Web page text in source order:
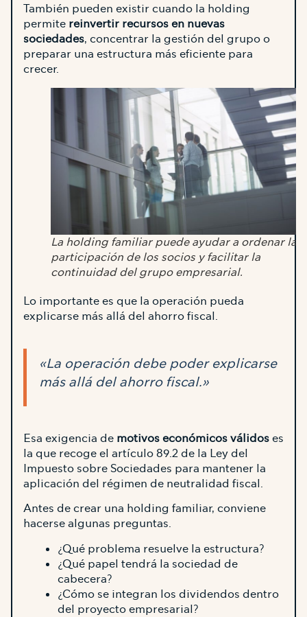
También pueden existir cuando la holding
permite reinvertir recursos en nuevas
sociedades, concentrar la gestión del grupo o
preparar una estructura más eficiente para
crecer.
La holding familiar puede ayudar a ordenar la
participación de los socios y facilitar la
continuidad del grupo empresarial.
Lo importante es que la operación pueda
explicarse más allá del ahorro fiscal.
«La operación debe poder explicarse
más allá del ahorro fiscal.»
Esa exigencia de motivos económicos válidoses
la que recoge el artículo 89.2 de la Ley del
Impuesto sobre Sociedades para mantener la
aplicación del régimen de neutralidad fiscal.
Antes de crear una holding familiar, conviene
hacerse algunas preguntas.
¿Qué problema resuelve la estructura?
¿Qué papel tendrá la sociedad de
cabecera?
¿Cómo se integran los dividendos dentro
del proyecto empresarial?